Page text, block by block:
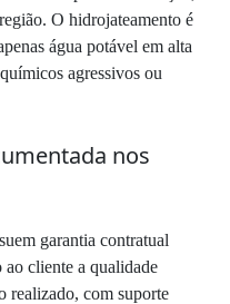
O hidrojateamento é
água potável em alta
agressivos ou
nos
garantia contratual
ao cliente a qualidade
realizado, com suporte